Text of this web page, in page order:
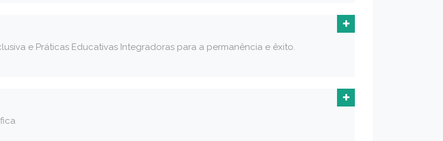
e Práticas Educativas Integradoras para a permanência e êxito.